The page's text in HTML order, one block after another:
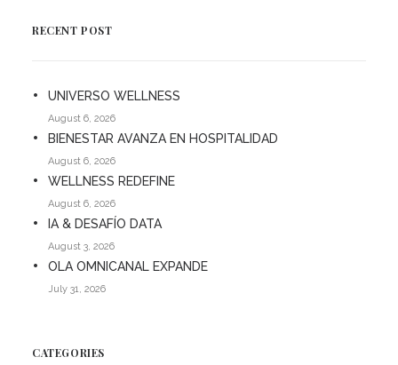
RECENT POST
UNIVERSO WELLNESS
August 6, 2026
BIENESTAR AVANZA EN HOSPITALIDAD
August 6, 2026
WELLNESS REDEFINE
August 6, 2026
IA & DESAFÍO DATA
August 3, 2026
OLA OMNICANAL EXPANDE
July 31, 2026
CATEGORIES